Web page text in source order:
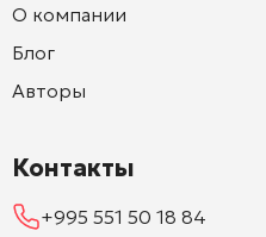
О компании
Блог
Авторы
Контакты
+995 551 50 18 84